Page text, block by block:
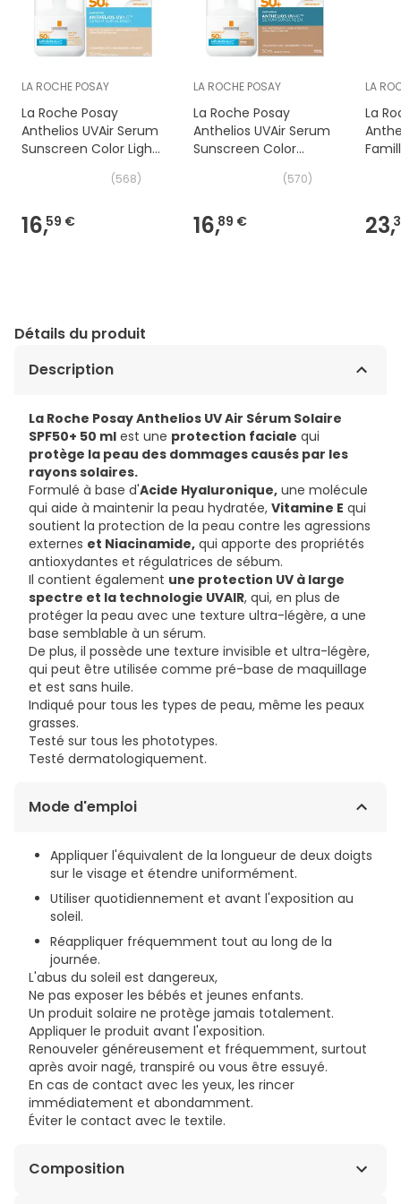
LA ROCHE POSAY
La Roche Posay
Anthelios UVAir Serum
Sunscreen Color Light
(568)
16,59 €
LA ROCHE POSAY
La Roche Posay
Anthelios UVAir Serum
Sunscreen Color
(570)
16,89 €
LA
La
23,
Détails du produit
Description
La Roche Posay Anthelios UV Air Sérum Solaire
SPF50+ 50 ml est une protection faciale qui
protège la peau des dommages causés par les
rayons solaires.
Formulé à base d'Acide Hyaluronique, une molécule
qui aide à maintenir la peau hydratée, Vitamine E qui
soutient la protection de la peau contre les agressions
externes et Niacinamide, qui apporte des propriétés
antioxydantes et régulatrices de sébum.
Il contient également une protection UV à large
spectre et la technologie UVAIR, qui, en plus de
protéger la peau avec une texture ultra-légère, a une
base semblable à un sérum.
De plus, il possède une texture invisible et ultra-légère,
qui peut être utilisée comme pré-base de maquillage
et est sans huile.
Indiqué pour tous les types de peau, même les peaux
grasses.
Testé sur tous les phototypes.
Testé dermatologiquement.
Mode d'emploi
Appliquer l'équivalent de la longueur de deux doigts
sur le visage et étendre uniformément.
Utiliser quotidiennement et avant l'exposition au
soleil.
Réappliquer fréquemment tout au long de la
journée.
L'abus du soleil est dangereux,
Ne pas exposer les bébés et jeunes enfants.
Un produit solaire ne protège jamais totalement.
Appliquer le produit avant l'exposition.
Renouveler généreusement et fréquemment, surtout
après avoir nagé, transpiré ou vous être essuyé.
En cas de contact avec les yeux, les rincer
immédiatement et abondamment.
Éviter le contact avec le textile.
Composition